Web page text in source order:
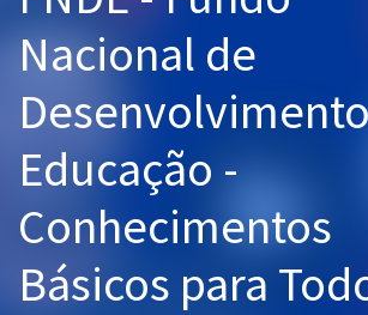
Graduação
Mentorias
Questões grátis
Conteúdo gratuito
Nacional de
Educação -
Conhecimentos
Básicos para